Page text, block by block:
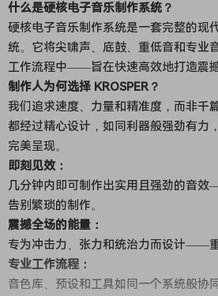
什么是硬核电子音乐制作系统？
硬核电子音乐制作系统是一套完整的现
统。它将尖啸声、底鼓、重低音和专业
工作流程中——旨在快速高效地打造震撼
制作人为何选择 KROSPER？
我们追求速度、力量和精准度，而非千
都经过精心设计，如同利器般强劲有力
完美呈现。
即刻见效：
几分钟内即可制作出实用且强劲的音
告别繁琐的制作。
震撼全场的能量：
专为冲击力、张力和统治力而设计——
专业工作流程：
音色库、预设和工具如同一个系统般